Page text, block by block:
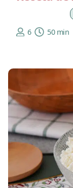
6
50 min